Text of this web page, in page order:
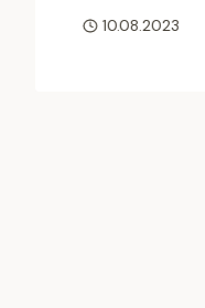
10.08.2023